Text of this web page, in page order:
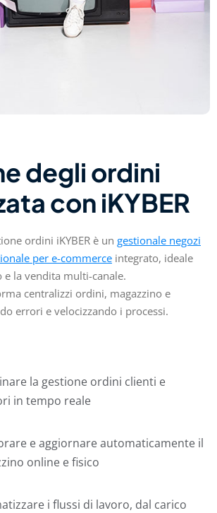
degli ordini
con iKYBER
ordini iKYBER è un gestionale negozi
per e-commerce integrato, ideale
la vendita multi-canale.
centralizzi ordini, magazzino e
errori e velocizzando i processi.
la gestione ordini clienti e
in tempo reale
e aggiornare automaticamente il
online e fisico
i flussi di lavoro, dal carico